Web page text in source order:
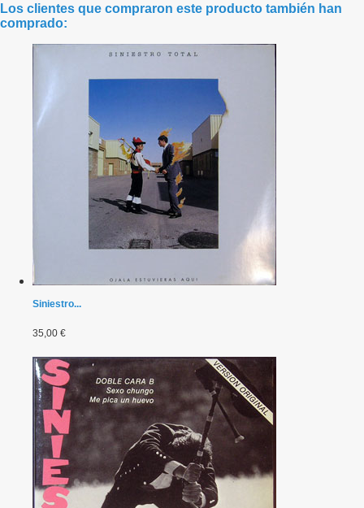
Los clientes que compraron este producto también han
comprado:
Siniestro...
35,00 €